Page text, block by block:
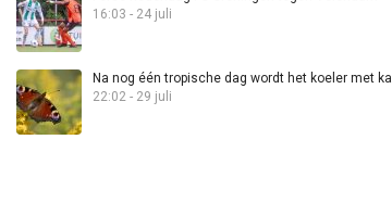
16:03 - 24 juli
Na nog één tropische dag wordt het koeler met
22:02 - 29 juli